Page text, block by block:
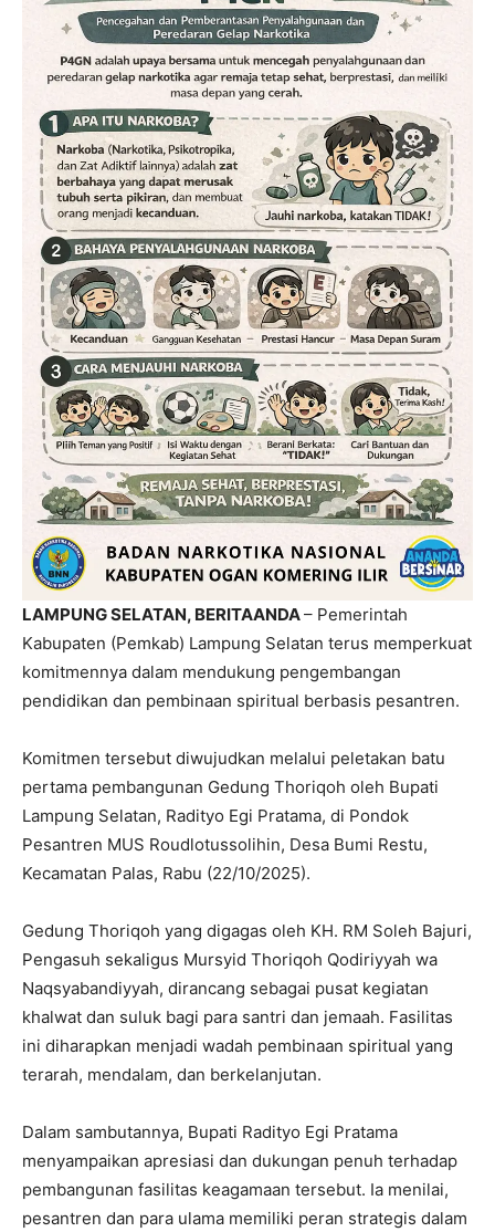
LAMPUNG SELATAN, BERITAANDA– Pemerintah
Kabupaten (Pemkab) Lampung Selatan terus memperkuat
komitmennya dalam mendukung pengembangan
pendidikan dan pembinaan spiritual berbasis pesantren.
Komitmen tersebut diwujudkan melalui peletakan batu
pertama pembangunan Gedung Thoriqoh oleh Bupati
Lampung Selatan, Radityo Egi Pratama, di Pondok
Pesantren MUS Roudlotussolihin, Desa Bumi Restu,
Kecamatan Palas, Rabu (22/10/2025).
Gedung Thoriqoh yang digagas oleh KH. RM Soleh Bajuri,
Pengasuh sekaligus Mursyid Thoriqoh Qodiriyyah wa
Naqsyabandiyyah, dirancang sebagai pusat kegiatan
khalwat dan suluk bagi para santri dan jemaah. Fasilitas
ini diharapkan menjadi wadah pembinaan spiritual yang
terarah, mendalam, dan berkelanjutan.
Dalam sambutannya, Bupati Radityo Egi Pratama
menyampaikan apresiasi dan dukungan penuh terhadap
pembangunan fasilitas keagamaan tersebut. Ia menilai,
pesantren dan para ulama memiliki peran strategis dalam